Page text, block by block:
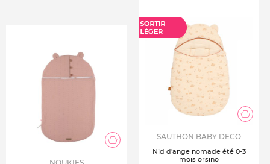
SAUTHON BABY DECO
Nid d'ange nomade été 0-3
mois orsino